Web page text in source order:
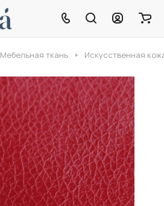
Мебельная ткань Искусственная